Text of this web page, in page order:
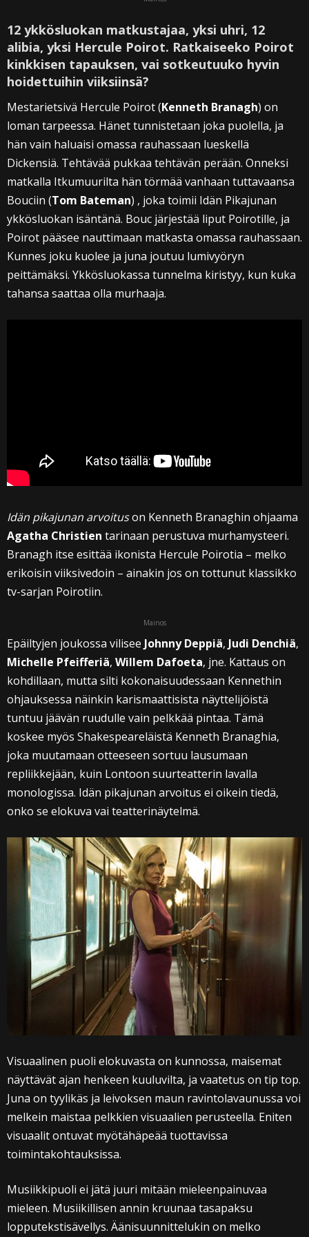
12 ykkösluokan matkustajaa, yksi uhri, 12
alibia, yksi Hercule Poirot. Ratkaiseeko Poirot
kinkkisen tapauksen, vai sotkeutuuko hyvin
hoidettuihin viiksiinsä?
Mestarietsivä Hercule Poirot (Kenneth Branagh) on
loman tarpeessa. Hänet tunnistetaan joka puolella, ja
hän vain haluaisi omassa rauhassaan lueskellä
Dickensiä. Tehtävää pukkaa tehtävän perään. Onneksi
matkalla Itkumuurilta hän törmää vanhaan tuttavaansa
Bouciin (Tom Bateman) , joka toimii Idän Pikajunan
ykkösluokan isäntänä. Bouc järjestää liput Poirotille, ja
Poirot pääsee nauttimaan matkasta omassa rauhassaan.
Kunnes joku kuolee ja juna joutuu lumivyöryn
peittämäksi. Ykkösluokassa tunnelma kiristyy, kun kuka
tahansa saattaa olla murhaaja.
Idän pikajunan arvoituson Kenneth Branaghin ohjaama
Agatha Christien tarinaan perustuva murhamysteeri.
Branagh itse esittää ikonista Hercule Poirotia – melko
erikoisin viiksivedoin – ainakin jos on tottunut klassikko
tv-sarjan Poirotiin.
Mainos
Epäiltyjen joukossa vilisee Johnny Deppiä, Judi Denchiä,
Michelle Pfeifferiä, Willem Dafoeta, jne. Kattaus on
kohdillaan, mutta silti kokonaisuudessaan Kennethin
ohjauksessa näinkin karismaattisista näyttelijöistä
tuntuu jäävän ruudulle vain pelkkää pintaa. Tämä
koskee myös Shakespeareläistä Kenneth Branaghia,
joka muutamaan otteeseen sortuu lausumaan
repliikkejään, kuin Lontoon suurteatterin lavalla
monologissa. Idän pikajunan arvoitus ei oikein tiedä,
onko se elokuva vai teatterinäytelmä.
Visuaalinen puoli elokuvasta on kunnossa, maisemat
näyttävät ajan henkeen kuuluvilta, ja vaatetus on tip top.
Juna on tyylikäs ja leivoksen maun ravintolavaunussa voi
melkein maistaa pelkkien visuaalien perusteella. Eniten
visuaalit ontuvat myötähäpeää tuottavissa
toimintakohtauksissa.
Musiikkipuoli ei jätä juuri mitään mieleenpainuvaa
mieleen. Musiikillisen annin kruunaa tasapaksu
lopputekstisävellys. Äänisuunnittelukin on melko